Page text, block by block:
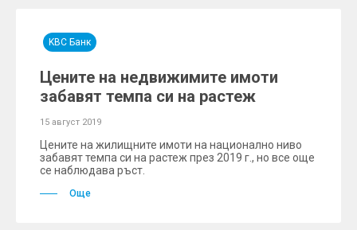
KBC Банк
Цените на недвижимите имоти
забавят темпа си на растеж
15 август 2019
Цените на жилищните имоти на национално ниво
забавят темпа си на растеж през 2019 г., но все още
се наблюдава ръст.
Още